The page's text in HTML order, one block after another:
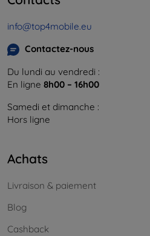
info@top4mobile.eu
Contactez-nous
Du lundi au vendredi :
En ligne 8h00 – 16h00
Samedi et dimanche :
Hors ligne
Achats
Livraison & paiement
Blog
Cashback